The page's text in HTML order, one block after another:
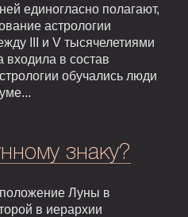
единогласно полагают,
астрологии
III и V тысячелетиями
входила в состав
обучались люди
знаку?
Луны в
в иерархии